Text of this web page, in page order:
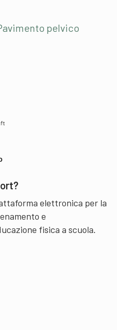
pelvico
elettronica per la
e
fisica a scuola.